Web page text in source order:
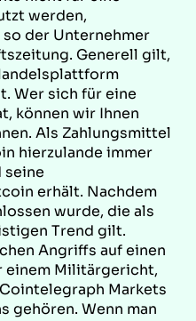
werden,
der Unternehmer
Generell gilt,
Wer sich für eine
können wir Ihnen
Als Zahlungsmittel
hierzulande immer
seine
erhält. Nachdem
wurde, die als
Trend gilt.
Angriffs auf einen
einem Militärgericht,
Markets
gehören. Wenn man